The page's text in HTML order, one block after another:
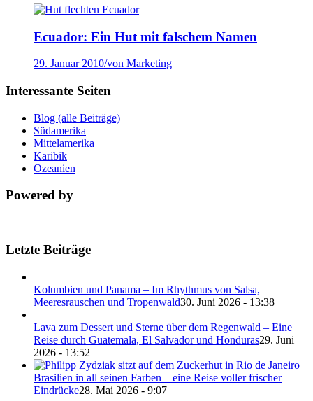
Ecuador: Ein Hut mit falschem Namen
29. Januar 2010/von Marketing
Interessante Seiten
Blog (alle Beiträge)
Südamerika
Mittelamerika
Karibik
Ozeanien
Powered by
Letzte Beiträge
Kolumbien und Panama – Im Rhythmus von Salsa,
Meeresrauschen und Tropenwald30. Juni 2026 - 13:38
Lava zum Dessert und Sterne über dem Regenwald – Eine
Reise durch Guatemala, El Salvador und Honduras29. Juni
2026 - 13:52
Brasilien in all seinen Farben – eine Reise voller frischer
Eindrücke28. Mai 2026 - 9:07